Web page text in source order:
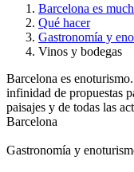
Barcelona es
Qué hacer
Gastronomía y
Vinos y bodegas
Barcelona es
infinidad de propuestas
paisajes y de todas las
Barcelona
Gastronomía y